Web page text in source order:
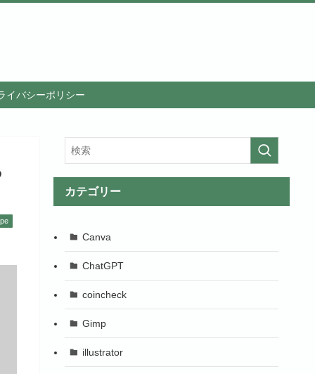
イバシーポリシー
カテゴリー
Canva
ChatGPT
coincheck
Gimp
illustrator